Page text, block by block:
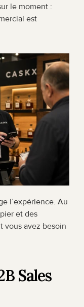
le moment :
est
l’expérience. Au
et des
vous avez besoin
Sales